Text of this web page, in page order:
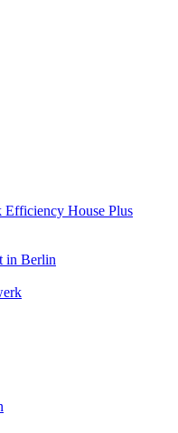
House Plus
in Berlin